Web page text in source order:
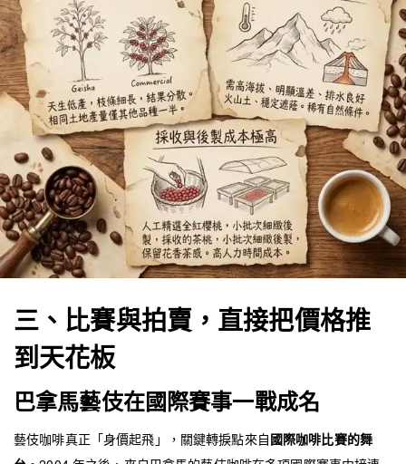
三、比賽與拍賣，直接把價格推
到天花板
巴拿馬藝伎在國際賽事一戰成名
藝伎咖啡真正「身價起飛」，關鍵轉捩點來自國際咖啡比賽的舞